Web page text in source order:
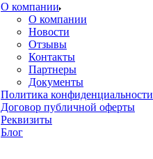
О компании
О компании
Новости
Отзывы
Контакты
Партнеры
Документы
Политика конфиденциальности
Договор публичной оферты
Реквизиты
Блог